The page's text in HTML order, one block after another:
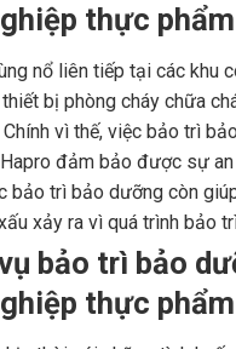
thực
nổ liên tiếp tại các khu
bị phòng cháy chữa
vì thế, việc bảo trì
đảm bảo được sự
bảo trì bảo dưỡng còn
xảy ra vì quá trình bảo
bảo trì bảo
thực